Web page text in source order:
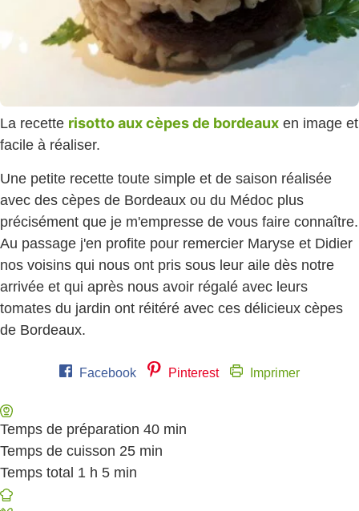
La recette risotto aux cèpes de bordeaux en image et
facile à réaliser.
Une petite recette toute simple et de saison réalisée
avec des cèpes de Bordeaux ou du Médoc plus
précisément que je m'empresse de vous faire connaître.
Au passage j'en profite pour remercier Maryse et Didier
nos voisins qui nous ont pris sous leur aile dès notre
arrivée et qui après nous avoir régalé avec leurs
tomates du jardin ont réitéré avec ces délicieux cèpes
de Bordeaux.
Facebook Pinterest Imprimer
Temps de préparation 40 minutes
min
Temps de cuisson 25 minutes
min
Temps total 1 heure
h 5 minutes
min